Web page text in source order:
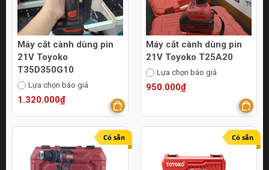
Máy cắt cành dùng pin
21V Toyoko
T35D350G10
Lựa chọn báo giá
1.320.000₫
Máy cắt cành dùng pin
21V Toyoko T25A20
Lựa chọn báo giá
950.000₫
Có sẵn Có sẵn